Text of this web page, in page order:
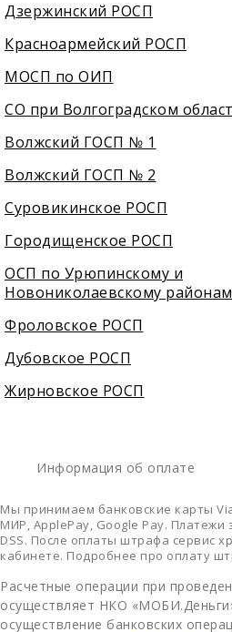
Дзержинский РОСП
Красноармейский РОСП
МОСП по ОИП
СО при Волгоградском
Волжский ГОСП № 1
Волжский ГОСП № 2
Суровикинское РОСП
Городищенское РОСП
ОСП по Урюпинскому и
Новониколаевскому районам
Фроловское РОСП
Дубовское РОСП
Жирновское РОСП
Информация об оплате
Мы принимаем банковские карты
МИР, ApplePay, Google Pay. Платежи
DSS. После оплаты штрафа сервис
кабинете. Подробнее про оплату
Расчетные операции при
осуществляет НКО
осуществление банковских